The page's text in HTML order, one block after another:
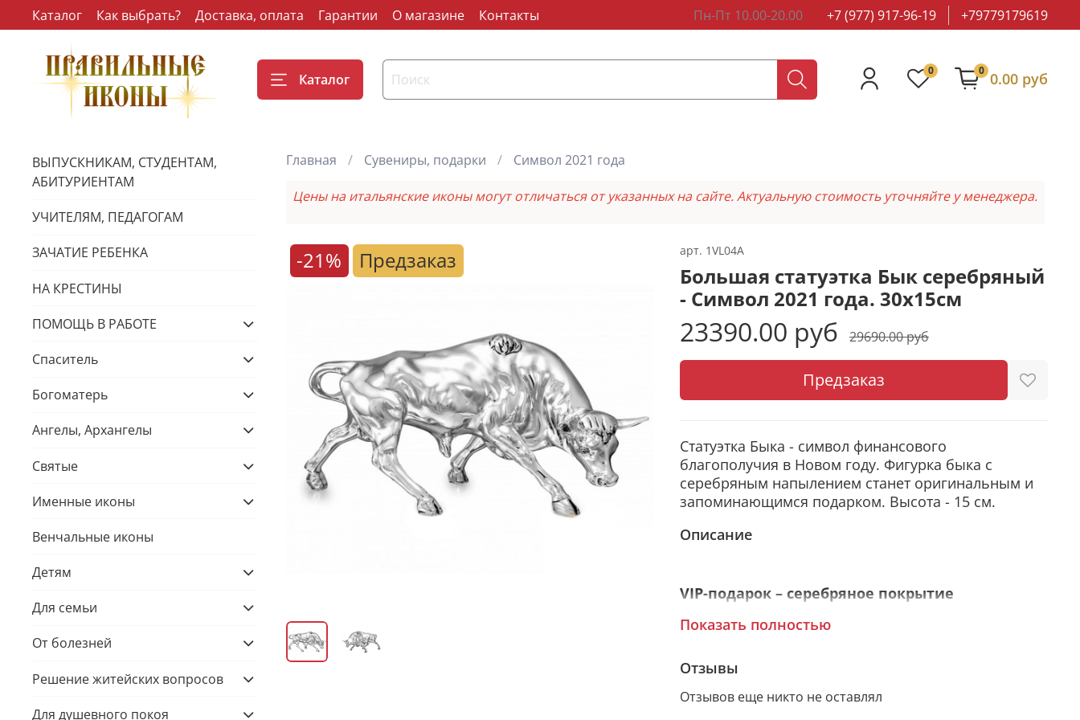
Каталог Как выбрать? Доставка, оплата Гарантии О магазине Контакты Пн-Пт 10.00-20.00 +7 (977) 917-96-19 +79779179619
Каталог
0 0 0.00 руб
Главная Сувениры, подарки Символ 2021 года
Цены на итальянские иконы могут отличаться от указанных на сайте. Актуальную стоимость уточняйте у менеджера.
-21% Предзаказ арт. 1VL04A
Большая статуэтка Бык серебряный
- Символ 2021 года. 30х15см
23390.00 руб 29690.00 руб
Предзаказ
Статуэтка Быка - символ финансового
благополучия в Новом году. Фигурка быка с
серебряным напылением станет оригинальным и
запоминающимся подарком. Высота - 15 см.
Описание
VIP-подарок – серебряное покрытие
Фигурка быка сувенирная покрыта слоем чистого
технологий изделию придается особая
изготовлена из металлической заготовки Miro
Показать полностью
Отзывы
Отзывов еще никто не оставлял
ВЫПУСКНИКАМ, СТУДЕНТАМ,
АБИТУРИЕНТАМ
УЧИТЕЛЯМ, ПЕДАГОГАМ
ЗАЧАТИЕ РЕБЕНКА
НА КРЕСТИНЫ
ПОМОЩЬ В РАБОТЕ
Спаситель
Богоматерь
Ангелы, Архангелы
Святые
Именные иконы
Венчальные иконы
Детям
Для семьи
От болезней
Решение житейских вопросов
Для душевного покоя